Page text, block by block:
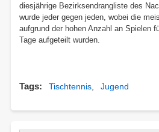
diesjährige Bezirksendrangliste des
wurde jeder gegen jeden, wobei die
aufgrund der hohen Anzahl an Spielen
Tage aufgeteilt wurden.
Tags Tischtennis Jugend